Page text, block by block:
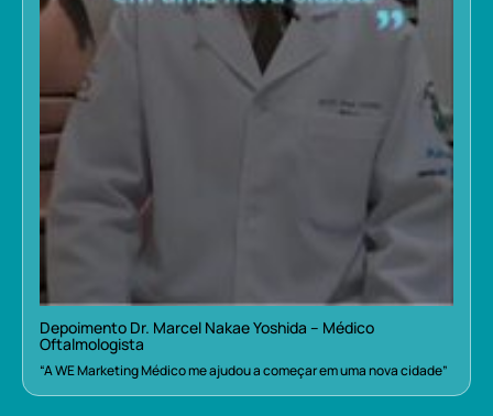
Depoimento Dr. Marcel Nakae Yoshida – Médico
Oftalmologista
“A WE Marketing Médico me ajudou a começar em uma nova cidade”